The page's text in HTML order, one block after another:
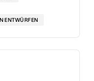
ENTWÜRFEN